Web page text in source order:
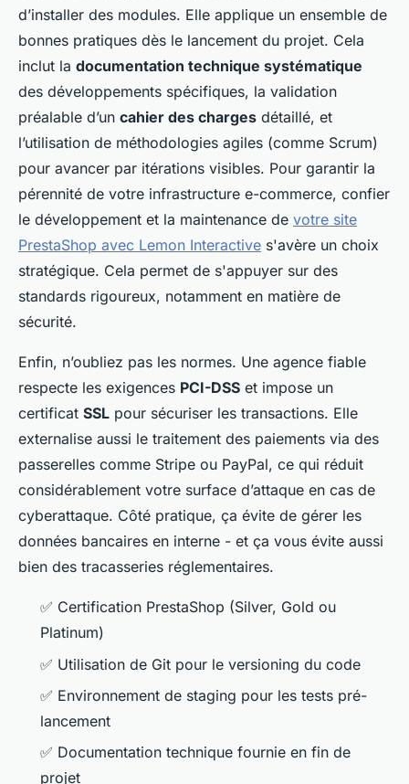
d’installer des modules. Elle applique un ensemble de
bonnes pratiques dès le lancement du projet. Cela
inclut la documentation technique systématique
des développements spécifiques, la validation
préalable d’un cahier des charges détaillé, et
l’utilisation de méthodologies agiles (comme Scrum)
pour avancer par itérations visibles. Pour garantir la
pérennité de votre infrastructure e-commerce, confier
le développement et la maintenance de votre site
PrestaShop avec Lemon Interactive s'avère un choix
stratégique. Cela permet de s'appuyer sur des
standards rigoureux, notamment en matière de
sécurité.
Enfin, n’oubliez pas les normes. Une agence fiable
respecte les exigences PCI-DSS et impose un
certificat SSL pour sécuriser les transactions. Elle
externalise aussi le traitement des paiements via des
passerelles comme Stripe ou PayPal, ce qui réduit
considérablement votre surface d’attaque en cas de
cyberattaque. Côté pratique, ça évite de gérer les
données bancaires en interne - et ça vous évite aussi
bien des tracasseries réglementaires.
✅ Certification PrestaShop (Silver, Gold ou
Platinum)
✅ Utilisation de Git pour le versioning du code
✅ Environnement de staging pour les tests pré-
lancement
✅ Documentation technique fournie en fin de
projet